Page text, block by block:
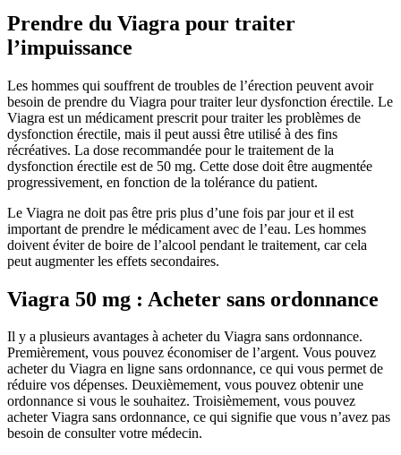
Prendre du Viagra pour traiter
l’impuissance
Les hommes qui souffrent de troubles de l’érection peuvent avoir
besoin de prendre du Viagra pour traiter leur dysfonction érectile. Le
Viagra est un médicament prescrit pour traiter les problèmes de
dysfonction érectile, mais il peut aussi être utilisé à des fins
récréatives. La dose recommandée pour le traitement de la
dysfonction érectile est de 50 mg. Cette dose doit être augmentée
progressivement, en fonction de la tolérance du patient.
Le Viagra ne doit pas être pris plus d’une fois par jour et il est
important de prendre le médicament avec de l’eau. Les hommes
doivent éviter de boire de l’alcool pendant le traitement, car cela
peut augmenter les effets secondaires.
Viagra 50 mg : Acheter sans ordonnance
Il y a plusieurs avantages à acheter du Viagra sans ordonnance.
Premièrement, vous pouvez économiser de l’argent. Vous pouvez
acheter du Viagra en ligne sans ordonnance, ce qui vous permet de
réduire vos dépenses. Deuxièmement, vous pouvez obtenir une
ordonnance si vous le souhaitez. Troisièmement, vous pouvez
acheter Viagra sans ordonnance, ce qui signifie que vous n’avez pas
besoin de consulter votre médecin.